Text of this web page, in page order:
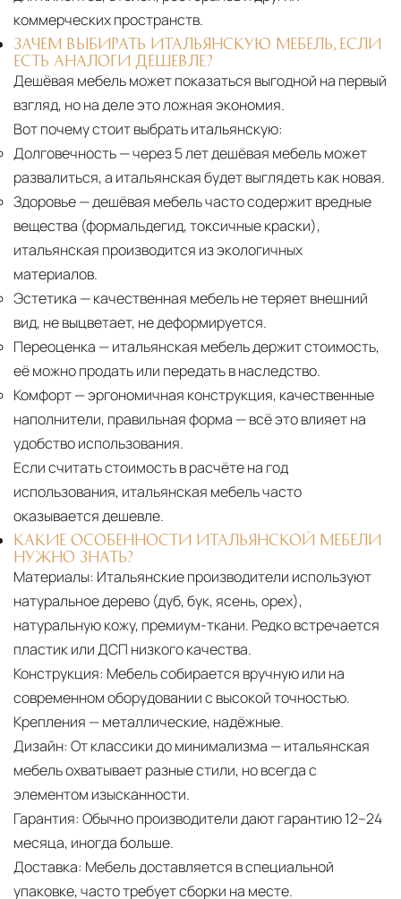
коммерческих пространств.
ЗАЧЕМ ВЫБИРАТЬ ИТАЛЬЯНСКУЮ МЕБЕЛЬ, ЕСЛИ
ЕСТЬ АНАЛОГИ ДЕШЕВЛЕ?
Дешёвая мебель может показаться выгодной на первый
взгляд, но на деле это ложная экономия.
Вот почему стоит выбрать итальянскую:
Долговечность— через 5 лет дешёвая мебель может
развалиться, а итальянская будет выглядеть как новая.
Здоровье— дешёвая мебель часто содержит вредные
вещества (формальдегид, токсичные краски),
итальянская производится из экологичных
материалов.
Эстетика — качественная мебель не теряет внешний
вид, не выцветает, не деформируется.
Переоценка — итальянская мебель держит стоимость,
её можно продать или передать в наследство.
Комфорт— эргономичная конструкция, качественные
наполнители, правильная форма — всё это влияет на
удобство использования.
Если считать стоимость в расчёте на год
использования, итальянская мебель часто
оказывается дешевле.
КАКИЕ ОСОБЕННОСТИ ИТАЛЬЯНСКОЙ МЕБЕЛИ
НУЖНО ЗНАТЬ?
Материалы: Итальянские производители используют
натуральное дерево (дуб, бук, ясень, орех),
натуральную кожу, премиум-ткани. Редко встречается
пластик или ДСП низкого качества.
Конструкция: Мебель собирается вручную или на
современном оборудовании с высокой точностью.
Крепления — металлические, надёжные.
Дизайн: От классики до минимализма — итальянская
мебель охватывает разные стили, но всегда с
элементом изысканности.
Гарантия: Обычно производители дают гарантию 12–24
месяца, иногда больше.
Доставка: Мебель доставляется в специальной
упаковке, часто требует сборки на месте.